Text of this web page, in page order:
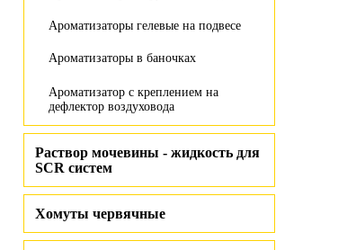
Ароматизаторы гелевые на подвесе
Ароматизаторы в баночках
Ароматизатор с креплением на
дефлектор воздуховода
Раствор мочевины - жидкость для
SCR систем
Хомуты червячные